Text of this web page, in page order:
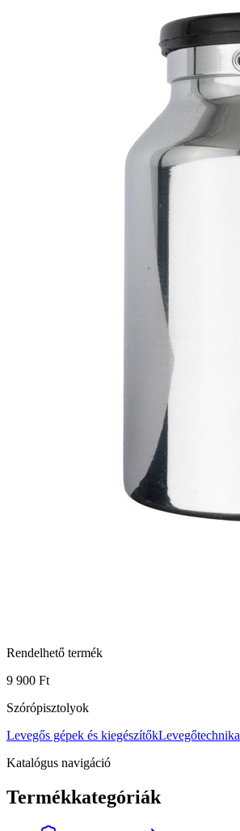
Rendelhető termék
9 900 Ft
Szórópisztolyok
Levegős gépek és kiegészítőkLevegőtechnika
Katalógus navigáció
Termékkategóriák